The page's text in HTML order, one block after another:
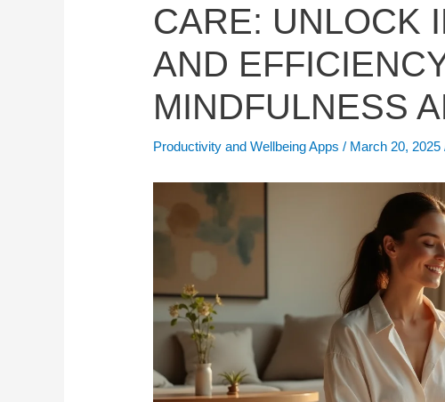
CARE: UNLOCK
AND
MINDFULNESS
Productivity and Wellbeing Apps / March 20, 2025